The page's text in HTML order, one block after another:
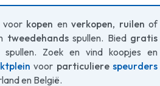
voor kopen enverkopen, ruilen of
tweedehandsspullen. Bied gratis
spullen. Zoek en vind koopjes en
voor particulierespeurders
en België.